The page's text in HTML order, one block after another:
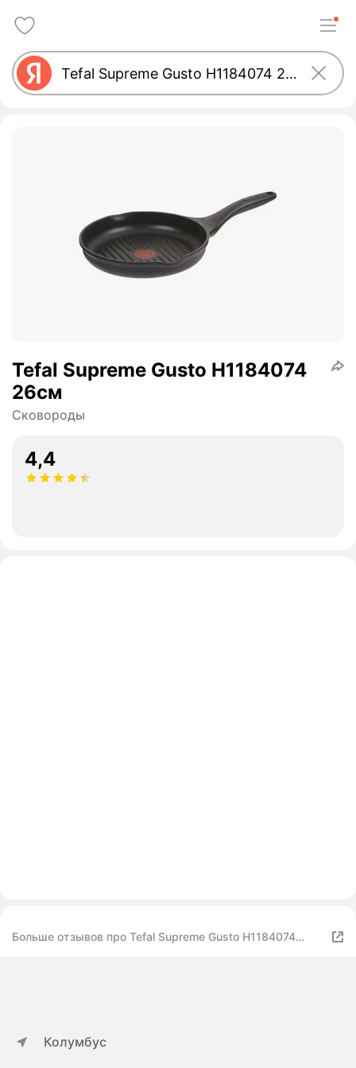
Tefal Supreme Gusto H1184074
26см
Сковороды
4,4
Больше отзывов про Tefal Supreme Gusto H1184074
Колумбус